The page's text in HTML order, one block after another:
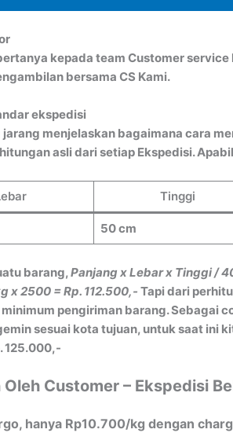
kepada team Customer
bersama CS Kami.
ekspedisi
menjelaskan bagaimana cara
asli dari setiap Ekspedisi.
Tinggi
50 cm
barang,Panjang x Lebar x Tinggi /
x 2500 = Rp. 112.500,- Tapi dari
pengiriman barang. Sebagai
sesuai kota tujuan, untuk saat ini
125.000,-
Customer – Ekspedisi
hanya Rp10.700/kg dengan